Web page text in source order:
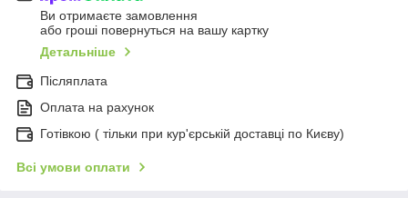
Ви отримаєте замовлення
або гроші повернуться на вашу картку
Детальніше
Післяплата
Оплата на рахунок
Готівкою ( тільки при кур'єрській доставці по Києву)
Всі умови оплати